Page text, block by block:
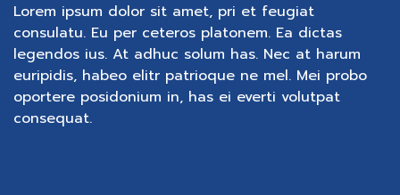
Lorem ipsum dolor sit amet, pri et feugiat
consulatu. Eu per ceteros platonem. Ea dictas
legendos ius. At adhuc solum has. Nec at harum
euripidis, habeo elitr patrioque ne mel. Mei probo
oportere posidonium in, has ei everti volutpat
consequat.